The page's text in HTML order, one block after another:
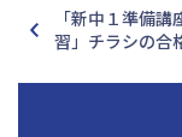
「新中１準備
習」チラシの合